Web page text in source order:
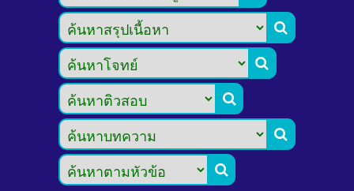




